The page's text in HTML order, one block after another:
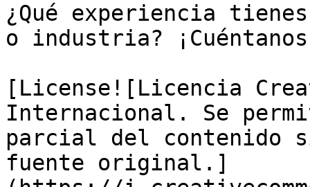
¿Qué experiencia
o industria?
[License![Licencia
Internacional. Se
parcial del contenido
fuente original.]